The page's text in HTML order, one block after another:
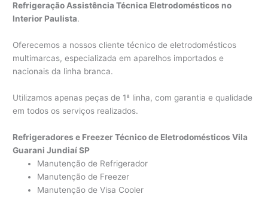
Refrigeração Assistência Técnica Eletrodomésticos no
Interior Paulista.
Oferecemos a nossos cliente técnico de eletrodomésticos
multimarcas, especializada em aparelhos importados e
nacionais da linha branca.
Utilizamos apenas peças de 1ª linha, com garantia e qualidade
em todos os serviços realizados.
Refrigeradores e Freezer Técnico de Eletrodomésticos Vila
Guarani Jundiaí SP
Manutenção de Refrigerador
Manutenção de Freezer
Manutenção de Visa Cooler